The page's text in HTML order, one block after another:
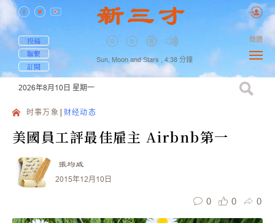
投稿
聯繫
訂閱
Sun, Moon and Stars , 4:38 分鐘
簡體
2026年8月10日 星期一
时事万象 财经动态
美國員工評最佳雇主 Airbnb第一
張均威
2015年12月10日
0 0 0